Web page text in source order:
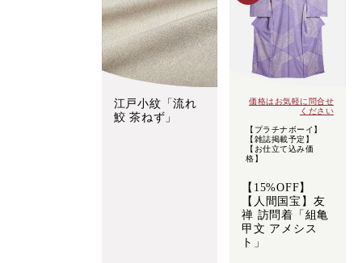
江戸小紋「流れ
鮫 茶ねず」
価格はお気軽に問合せ
ください
【プラチナボーイ】
【雑誌掲載予定】
【お仕立て込み価
格】
【15%OFF】
【人間国宝】友
禅 訪問着「組亀
甲文 アメシス
ト」